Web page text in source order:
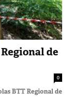
de
0
BTT Regional de